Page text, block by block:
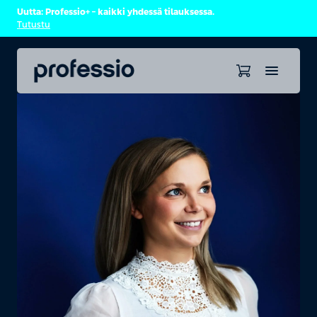
Uutta: Professio+ – kaikki yhdessä tilauksessa.
Tutustu